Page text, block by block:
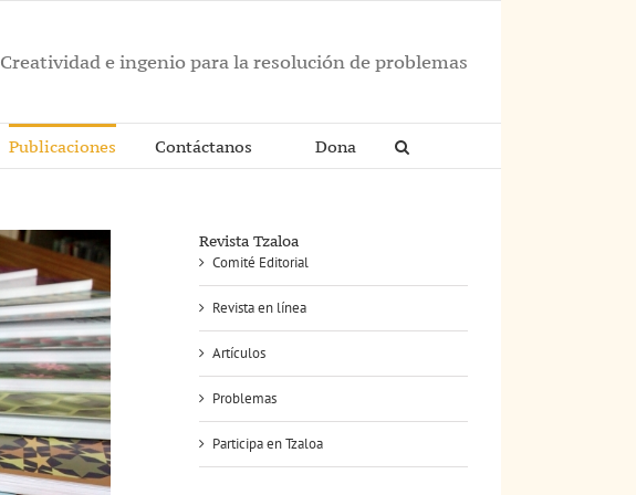
Creatividad e ingenio para la resolución de problemas
Publicaciones Contáctanos Dona
Revista Tzaloa
Comité Editorial
Revista en línea
Artículos
Problemas
Participa en Tzaloa